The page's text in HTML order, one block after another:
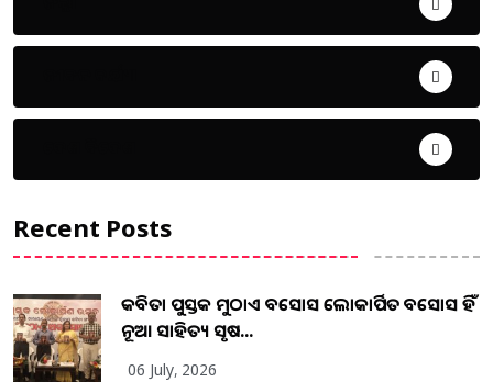
Recent Posts
କବିତା ପୁସ୍ତକ ମୁଠାଏ ଅବସୋସ ଲୋକାର୍ପିତ ଅବସୋସ ହିଁ
ନୂଆ ସାହିତ୍ୟ ସୃଷ...
06 July, 2026